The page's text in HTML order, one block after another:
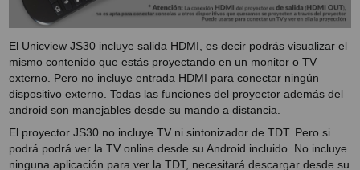
El Unicview JS30 incluye salida HDMI, es decir podrás visualizar el
mismo contenido que estás proyectando en un monitor o TV
externo. Pero no incluye entrada HDMI para conectar ningún
dispositivo externo. Todas las funciones del proyector además del
android son manejables desde su mando a distancia.
El proyector JS30 no incluye TV ni sintonizador de TDT. Pero si
podrá podrá ver la TV online desde su Android incluido. No incluye
ninguna aplicación para ver la TDT, necesitará descargar desde su